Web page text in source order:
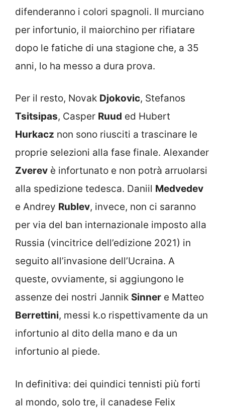
difenderanno i colori spagnoli. Il murciano
per infortunio, il maiorchino per rifiatare
dopo le fatiche di una stagione che, a 35
anni, lo ha messo a dura prova.
Per il resto, Novak Djokovic, Stefanos
Tsitsipas, Casper Ruud ed Hubert
Hurkacz non sono riusciti a trascinare le
proprie selezioni alla fase finale. Alexander
Zverev è infortunato e non potrà arruolarsi
alla spedizione tedesca. Daniil Medvedev
e Andrey Rublev, invece, non ci saranno
per via del ban internazionale imposto alla
Russia (vincitrice dell’edizione 2021) in
seguito all’invasione dell’Ucraina. A
queste, ovviamente, si aggiungono le
assenze dei nostri Jannik Sinner e Matteo
Berrettini, messi k.o rispettivamente da un
infortunio al dito della mano e da un
infortunio al piede.
In definitiva: dei quindici tennisti più forti
al mondo, solo tre, il canadese Felix